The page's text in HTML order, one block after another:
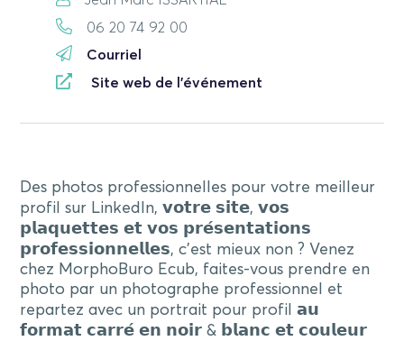
06 20 74 92 00
Courriel
Site web de l'événement
Des photos professionnelles pour votre meilleur
profil sur LinkedIn, 𝘃𝗼𝘁𝗿𝗲 𝘀𝗶𝘁𝗲, 𝘃𝗼𝘀
𝗽𝗹𝗮𝗾𝘂𝗲𝘁𝘁𝗲𝘀 𝗲𝘁 𝘃𝗼𝘀 𝗽𝗿𝗲́𝘀𝗲𝗻𝘁𝗮𝘁𝗶𝗼𝗻𝘀
𝗽𝗿𝗼𝗳𝗲𝘀𝘀𝗶𝗼𝗻𝗻𝗲𝗹𝗹𝗲𝘀, c’est mieux non ? Venez
chez MorphoBuro Ecub, faites-vous prendre en
photo par un photographe professionnel et
repartez avec un portrait pour profil 𝗮𝘂
𝗳𝗼𝗿𝗺𝗮𝘁 𝗰𝗮𝗿𝗿𝗲́ 𝗲𝗻 𝗻𝗼𝗶𝗿 & 𝗯𝗹𝗮𝗻𝗰 𝗲𝘁 𝗰𝗼𝘂𝗹𝗲𝘂𝗿